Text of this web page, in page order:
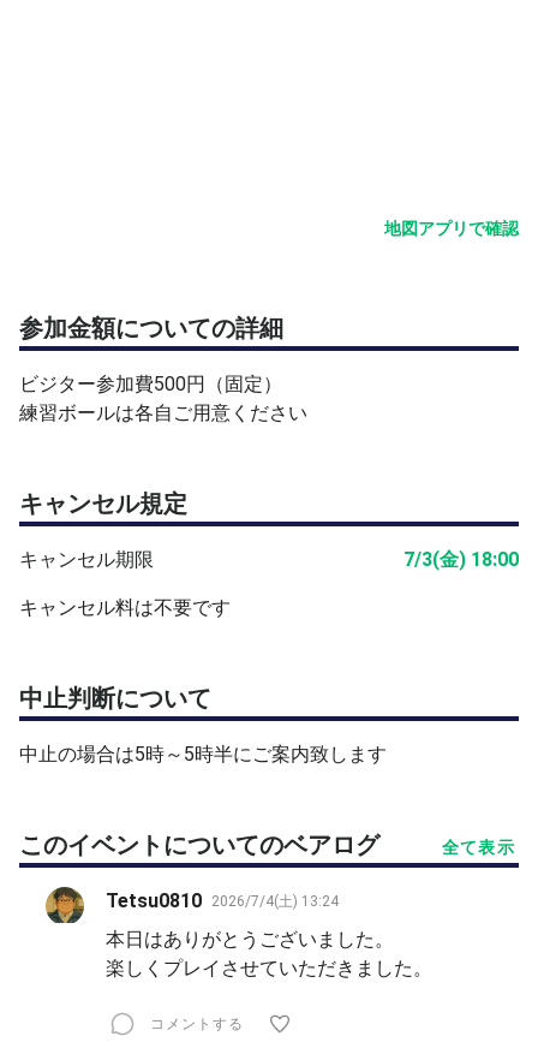
地図アプリで確認
参加金額についての詳細
ビジター参加費500円（固定）
練習ボールは各自ご用意ください
キャンセル規定
キャンセル期限 7/3(金) 18:00
キャンセル料は不要です
中止判断について
中止の場合は5時～5時半にご案内致します
このイベントについてのベアログ 全て表示
Tetsu0810 2026/7/4(土) 13:24
本日はありがとうございました。
楽しくプレイさせていただきました。
コメントする